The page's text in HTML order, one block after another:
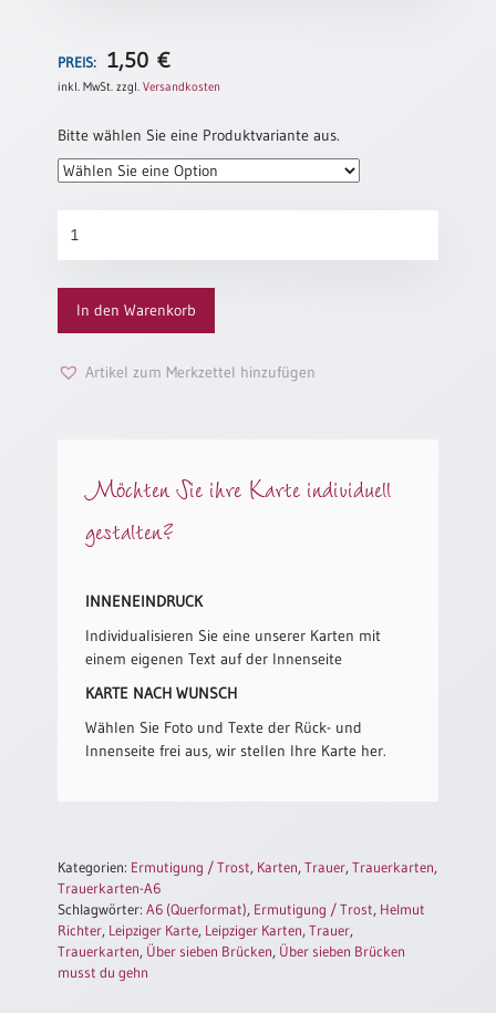
Urkunden
Sortimente
Neuerscheinungen
Themen
Eheschliessung
Urkunden
Abendmahlszulassung
Poster
Neuerscheinungen
Einzelposter
PREIS: 1,50€
inkl. MwSt. zzgl.Versandkosten
Bitte wählen Sie eine Produktvariante aus.
sieben
Brücken
Menge
In den Warenkorb
Artikel zum Merkzettel hinzufügen
Möchten Sie ihre Karte individuell
gestalten?
INNENEINDRUCK
Individualisieren Sie eine unserer Karten mit
einem eigenen Text auf der Innenseite
KARTE NACH WUNSCH
Wählen Sie Foto und Texte der Rück- und
Innenseite frei aus, wir stellen Ihre Karte her.
Kategorien: Ermutigung / Trost, Karten,Trauer,Trauerkarten,
Trauerkarten-A6
Schlagwörter:A6 (Querformat), Ermutigung / Trost, Helmut
Richter, Leipziger Karte, Leipziger Karten,Trauer,
Trauerkarten, Über sieben Brücken, Über sieben Brücken
musst du gehn